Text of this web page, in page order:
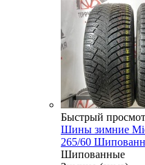
Быстрый
Шины зимние
265/60
Шипованные